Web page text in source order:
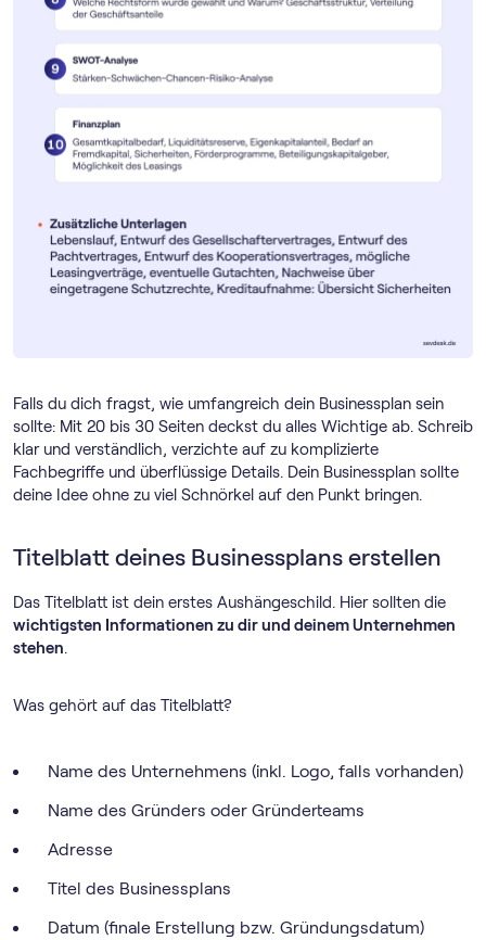
Falls du dich fragst, wie umfangreich dein Businessplan sein
sollte: Mit 20 bis 30 Seiten deckst du alles Wichtige ab. Schreib
klar und verständlich, verzichte auf zu komplizierte
Fachbegriffe und überflüssige Details. Dein Businessplan sollte
deine Idee ohne zu viel Schnörkel auf den Punkt bringen.
Titelblatt deines Businessplans erstellen
Das Titelblatt ist dein erstes Aushängeschild. Hier sollten die
wichtigsten Informationen zu dir und deinem Unternehmen
stehen.
Was gehört auf das Titelblatt?
Name des Unternehmens (inkl. Logo, falls vorhanden)
Name des Gründers oder Gründerteams
Adresse
Titel des Businessplans
Datum (finale Erstellung bzw. Gründungsdatum)